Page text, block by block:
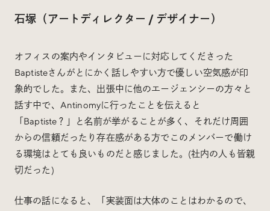
石塚（アートディレクター / デザイナー）
オフィスの案内やインタビューに対応してくださった
Baptisteさんがとにかく話しやすい方で優しい空気感が印
象的でした。また、出張中に他のエージェンシーの方々と
話す中で、Antinomyに行ったことを伝えると
「Baptiste？」と名前が挙がることが多く、それだけ周囲
からの信頼だったり存在感がある方でこのメンバーで働け
る環境はとても良いものだと感じました。(社内の人も皆親
切だった)
仕事の話になると、「実装面は大体のことはわかるので、